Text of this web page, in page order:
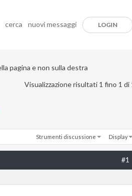
cerca nuovi messaggi LOGIN
pagina e non sulla destra
Visualizzazione risultati 1 fino 1 di
Strumenti discussione Display
#1